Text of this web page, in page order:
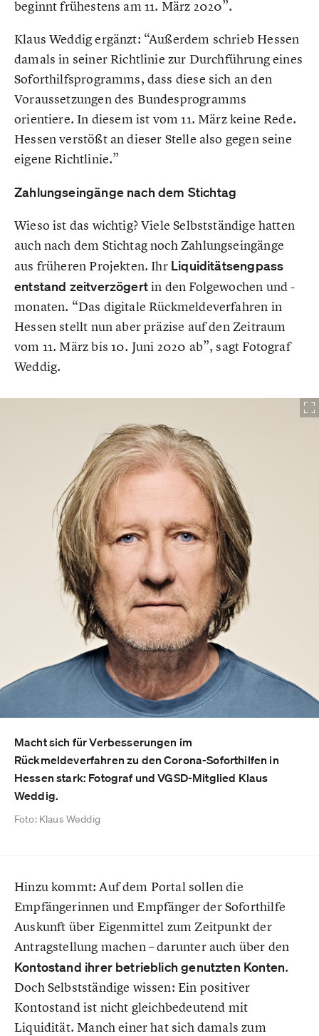
beginnt frühestens am 11. März 2020”.
Klaus Weddig ergänzt: “Außerdem schrieb Hessen
damals in seiner Richtlinie zur Durchführung eines
Soforthilfsprogramms, dass diese sich an den
Voraussetzungen des Bundesprogramms
orientiere. In diesem ist vom 11. März keine Rede.
Hessen verstößt an dieser Stelle also gegen seine
eigene Richtlinie.”
Zahlungseingänge nach dem Stichtag
Wieso ist das wichtig? Viele Selbstständige hatten
auch nach dem Stichtag noch Zahlungseingänge
aus früheren Projekten. Ihr Liquiditätsengpass
entstand zeitverzögertin den Folgewochen und -
monaten. “Das digitale Rückmeldeverfahren in
Hessen stellt nun aber präzise auf den Zeitraum
vom 11. März bis 10. Juni 2020 ab”, sagt Fotograf
Weddig.
Macht sich für Verbesserungen im
Rückmeldeverfahren zu den Corona-Soforthilfen in
Hessen stark: Fotograf und VGSD-Mitglied Klaus
Weddig.
Foto: Klaus Weddig
Hinzu kommt: Auf dem Portal sollen die
Empfängerinnen und Empfänger der Soforthilfe
Auskunft über Eigenmittel zum Zeitpunkt der
Antragstellung machen – darunter auch über den
Kontostand ihrer betrieblich genutzten Konten.
Doch Selbstständige wissen: Ein positiver
Kontostand ist nicht gleichbedeutend mit
Liquidität. Manch einer hat sich damals zum